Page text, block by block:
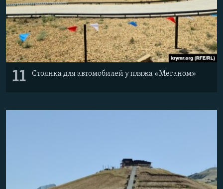
11 Стоянка для автомобилей у пляжа «Меганом»